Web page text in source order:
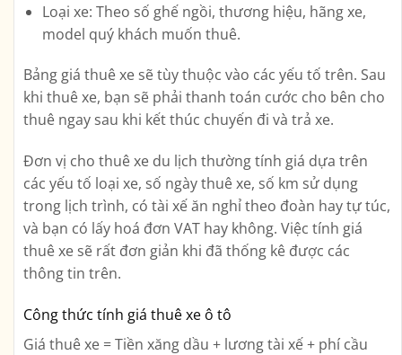
Loại xe: Theo số ghế ngồi, thương hiệu, hãng xe,
model quý khách muốn thuê.
Bảng giá thuê xe sẽ tùy thuộc vào các yếu tố trên. Sau
khi thuê xe, bạn sẽ phải thanh toán cước cho bên cho
thuê ngay sau khi kết thúc chuyến đi và trả xe.
Đơn vị cho thuê xe du lịch thường tính giá dựa trên
các yếu tố loại xe, số ngày thuê xe, số km sử dụng
trong lịch trình, có tài xế ăn nghỉ theo đoàn hay tự túc,
và bạn có lấy hoá đơn VAT hay không. Việc tính giá
thuê xe sẽ rất đơn giản khi đã thống kê được các
thông tin trên.
Công thức tính giá thuê xe ô tô
Giá thuê xe = Tiền xăng dầu + lương tài xế + phí cầu